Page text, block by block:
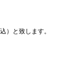
）と致します。